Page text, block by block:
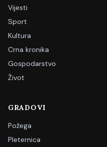
Vijesti
Sport
Kultura
Crna kronika
Gospodarstvo
Život
GRADOVI
Požega
Pleternica